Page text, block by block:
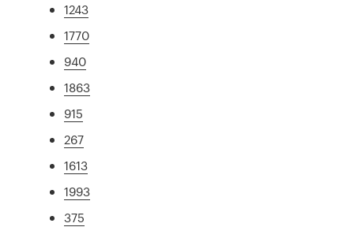
1243
1770
940
1863
915
267
1613
1993
375